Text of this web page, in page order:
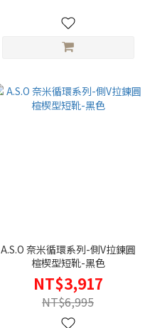
A.S.O 奈米循環系列-側V拉鍊圓
楦楔型短靴-黑色
NT$3,917
NT$6,995